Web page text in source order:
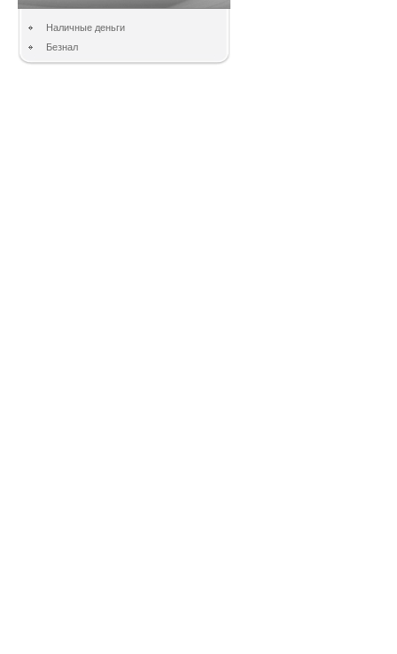
Наличные деньги
Безнал